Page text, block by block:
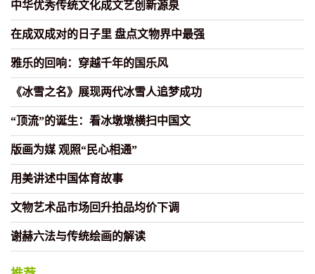
中华优秀传统文化成文艺创新源泉
在成双成对的日子里 盘点文物界中最强
雅乐的回响：穿越千年的国乐风
《冰雪之名》展现两代冰雪人追梦成功
“顶流”的诞生：看冰墩墩横扫中国文
版画为媒 观照“民心相通”
用美讲述中国体育故事
文物艺术品市场回升拍品均价下调
谢赫六法与传统绘画的解读